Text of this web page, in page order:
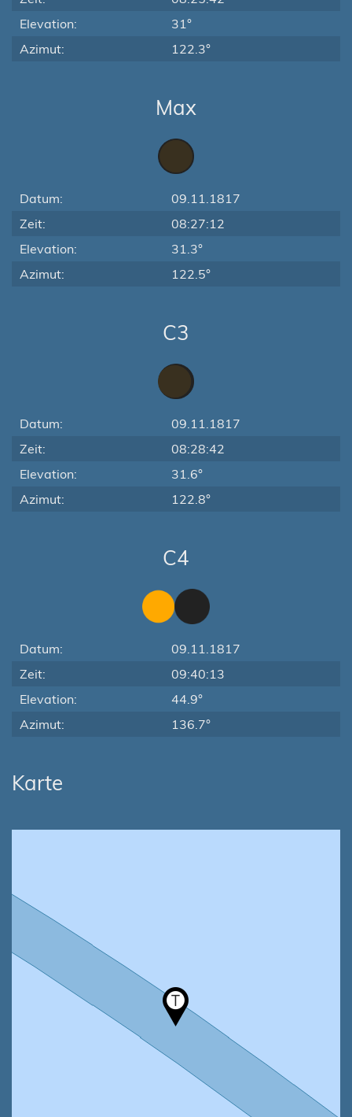
Elevation:
31°
Azimut:
122.3°
Max
Datum:
09.11.1817
Zeit:
08:27:12
Elevation:
31.3°
Azimut:
122.5°
C3
Datum:
09.11.1817
Zeit:
08:28:42
Elevation:
31.6°
Azimut:
122.8°
C4
Datum:
09.11.1817
Zeit:
09:40:13
Elevation:
44.9°
Azimut:
136.7°
Karte